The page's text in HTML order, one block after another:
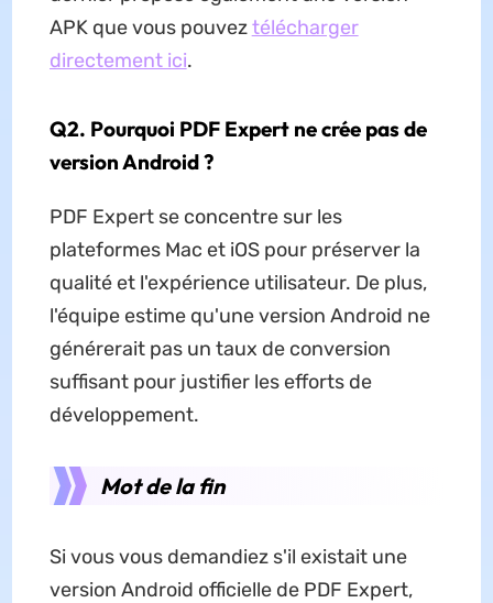
APK que vous pouveztélécharger
directement ici.
Q2. Pourquoi PDF Expert ne crée pas de
version Android ?
PDF Expert se concentre sur les
plateformes Mac et iOS pour préserver la
qualité et l'expérience utilisateur. De plus,
l'équipe estime qu'une version Android ne
générerait pas un taux de conversion
suffisant pour justifier les efforts de
développement.
Mot de la fin
Si vous vous demandiez s'il existait une
version Android officielle de PDF Expert,